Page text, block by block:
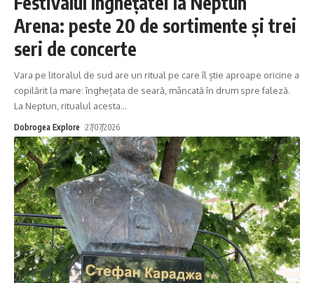
Arena: peste 20 de sortimente și trei
seri de concerte
Vara pe litoralul de sud are un ritual pe care îl știe aproape oricine a
copilărit la mare: înghețata de seară, mâncată în drum spre faleză.
La Neptun, ritualul acesta…
Dobrogea Explore 27/07/2026